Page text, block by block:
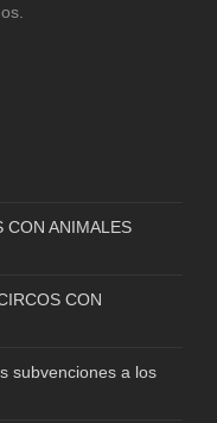
CON ANIMALES
CON
subvenciones a los